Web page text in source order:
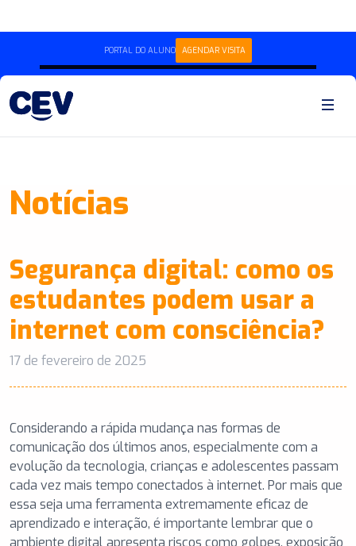
PORTAL DO ALUNO AGENDAR VISITA
Notícias
Segurança digital: como os
estudantes podem usar a
internet com consciência?
17 de fevereiro de 2025
Considerando a rápida mudança nas formas de
comunicação dos últimos anos, especialmente com a
evolução da tecnologia, crianças e adolescentes passam
cada vez mais tempo conectados à internet. Por mais que
essa seja uma ferramenta extremamente eficaz de
aprendizado e interação, é importante lembrar que o